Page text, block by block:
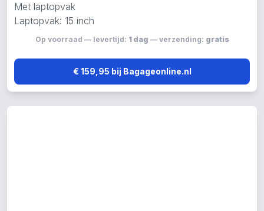
Met laptopvak
Laptopvak: 15 inch
Op voorraad — levertijd: 1 dag — verzending: gratis
€ 159,95 bij Bagageonline.nl